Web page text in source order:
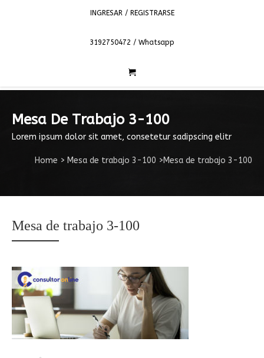
INGRESAR / REGISTRARSE
3192750472 / Whatsapp
Mesa De Trabajo 3-100
Lorem ipsum dolor sit amet, consetetur sadipscing elitr
Home > Mesa de trabajo 3-100 >Mesa de trabajo 3-100
Mesa de trabajo 3-100